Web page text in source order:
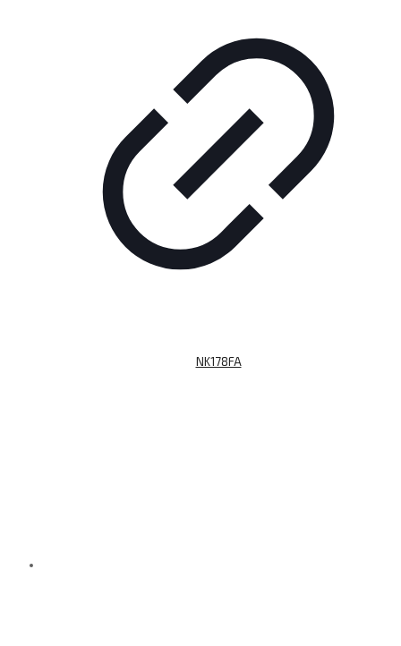
NK178FA